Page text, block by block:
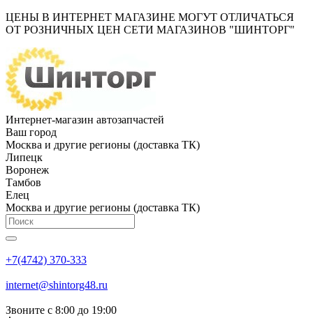
ЦЕНЫ В ИНТЕРНЕТ МАГАЗИНЕ МОГУТ ОТЛИЧАТЬСЯ
ОТ РОЗНИЧНЫХ ЦЕН СЕТИ МАГАЗИНОВ "ШИНТОРГ"
Интернет-магазин автозапчастей
Ваш город
Москва и другие регионы (доставка ТК)
Липецк
Воронеж
Тамбов
Елец
Москва и другие регионы (доставка ТК)
+7(4742) 370-333
internet@shintorg48.ru
Звоните с 8:00 до 19:00